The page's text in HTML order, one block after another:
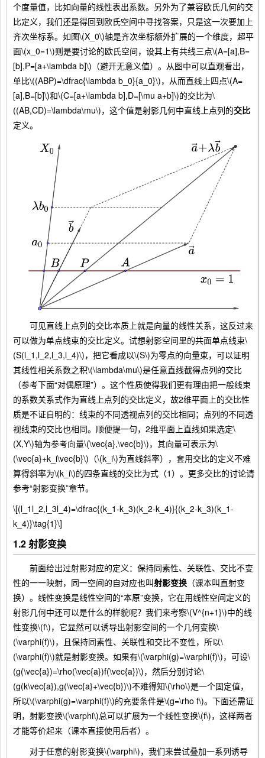
个度量值，比如向量的线性表出系数。另外为了兼容欧氏几何的交
比定义，我们还是得回到欧氏空间中寻找答案，只是这一次要加上
齐次坐标系。如图\(X_0\)轴是齐次坐标额外扩展的一个维度，超平
面\(x_0=1\)则是要讨论的欧氏空间，设其上有共线三点\(A=[a],B=
[b],P=[a+\lambda b]\)（避开无意义值）。从图中可以直观看出，
单比\((ABP)=\dfrac{\lambda b_0}{a_0}\)，从而直线上四点\(A=
[a],B=[b]\)和\(C=[a+\lambda b],D=[\mu a+b]\)的交比为\
((AB,CD)=\lambda\mu\)，这个值是射影几何中直线上点列的交比
定义。
可见直线上点列的交比本质上就是向量的线性关系，这反过来
可以做为单点线束的交比定义。试想射影空间里的共面单点线束\
(S(l_1,l_2,l_3,l_4)\)，把它看成以\(S\)为零点的向量束，可以证明
其线性相关系数之积\(\lambda\mu\)是任意直线截得点列的交比
（参考下面“对偶原理”）。这个性质使得我们更有理由把一般线束
的系数关系式作为直线上点列的交比定义，故2维平面上的交比性
质是不证自明的：线束的不同透视点列的交比相同；点列的不同透
视线束的交比也相同。顺便提一句，2维平面上直线如果选定\
(X,Y\)轴为参考向量\(\vec{a},\vec{b}\)，其向量可表示为\
(\vec{a}+k_i\vec{b}\)（\(k_i\)为直线斜率），套用交比的定义不难
算得斜率为\(k_i\)的四条直线的交比为式（1）。更多交比的讨论请
参考“射影变换”章节。
\[(l_1l_2,l_3l_4)=\dfrac{(k_1-k_3)(k_2-k_4)}{(k_2-k_3)(k_1-
k_4)}\tag{1}\]
1.2 射影变换
前面给出过射影对应的定义：保持同素性、关联性、交比不变
性的一一映射，同一空间的自对应也叫射影变换 （课本叫直射变
换）。线性变换是线性空间的“本原”变换，它在用线性空间定义的
射影几何中还可以是什么的样貌呢？我们来考察\(V^{n+1}\)中的线
性变换\(f\)，它显然可以诱导出射影空间的一个几何变换\
(\varphi(f)\)，且保持同素性、关联性和交比不变性，所以\
(\varphi(f)\)就是射影变换。如果有\(\varphi(g)=\varphi(f)\)，可设\
(g(\vec{a})=\rho(\vec{a})f(\vec{a})\)，然后分别讨论\
(g(k\vec{a}),g(\vec{a}+\vec{b})\)不难得知\(\rho\)是一个固定值，
所以\(\varphi(g)=\varphi(f)\)的充要条件是\(g=\rho f\)。下面还需证
明，射影变换\(\varphi\)总可以扩展为一个线性变换\(f\)，这样两者
才能等价起来（课本直接使用后者）。
对于任意的射影变换\(\varphi\)，我们来尝试叠加一系列诱导